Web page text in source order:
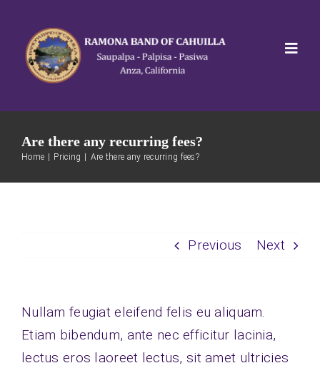
content
About
Contact
Are there any recurring fees?
Home Pricing Are there any recurring fees?
Previous Next
Nullam feugiat eleifend felis eu aliquam.
Etiam bibendum, ante nec efficitur lacinia,
lectus eros laoreet lectus, sit amet ultricies